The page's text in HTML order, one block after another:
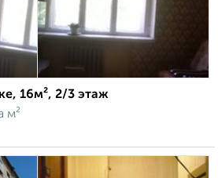
16м², 2/3 этаж
м²